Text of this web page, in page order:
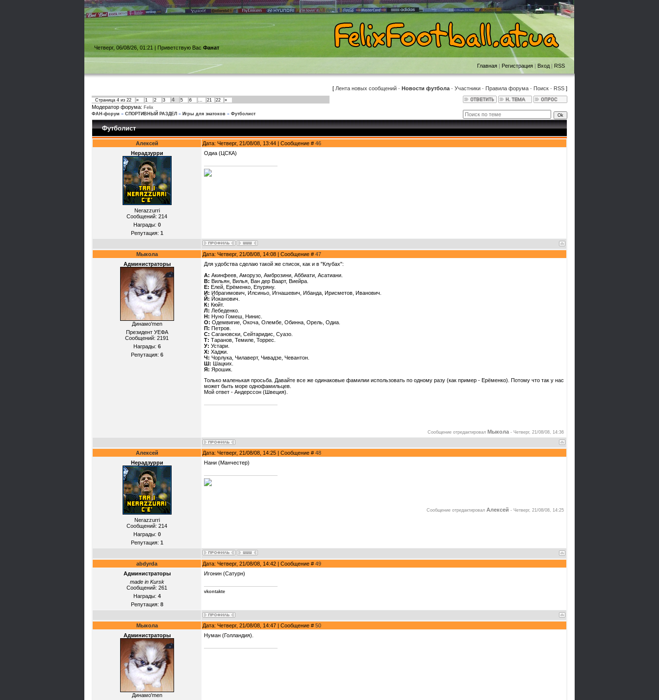
Четверг, 06/08/26, 01:21 | Приветствую Вас Фанат
Главная | Регистрация | Вход | RSS
[ Лента новых сообщений · Новости футбола · Участники · Правила форума · Поиск · RSS ]
Страница 4 из 22 « 1 2 3 4 5 6 … 21 22 »
Модератор форума: Felix
ФАН-форум » CПОРТИВНЫЙ РАЗДЕЛ » Игры для знатоков » Футболист
Футболист
Алексей Дата: Четверг, 21/08/08, 13:44 | Сообщение # 46
Нерадзурри
Nerazzurri
Сообщений: 214
Награды: 0
Репутация: 1
Одиа (ЦСКА)
Мыкола Дата: Четверг, 21/08/08, 14:08 | Сообщение # 47
Администраторы
Динамо'mеn
Президент УЕФА
Сообщений: 2191
Награды: 6
Репутация: 6
Для удобства сделаю такой же список, как и в "Клубах":
А: Акинфеев, Аморузо, Амброзини, Аббиати, Асатиани.
В: Вильян, Вилья, Ван дер Ваарт, Виейра.
Е: Елей, Ерёменко, Епуряну.
И: Ибрагимович, Илсиньо, Игнашевич, Ибанда, Ирисметов, Иванович.
Й: Йоканович.
К: Кюйт.
Л: Лебеденко.
Н: Нуно Гомеш, Нинис.
О: Одемвигие, Окоча, Олембе, Обинна, Орель, Одиа.
П: Петров.
С: Сагановски, Сейтаридис, Суазо.
Т: Таранов, Темиле, Торрес.
У: Устари.
Х: Хаджи.
Ч: Чорлука, Чилаверт, Чивадзе, Чевантон.
Ш: Шацких.
Я: Ярошик.
Только маленькая просьба. Давайте все же одинаковые фамилии использовать по одному разу (как пример - Ерёменко). Потому что так у нас
может быть море однофамильцев.
Мой ответ - Андерссон (Швеция).
Сообщение отредактировал Мыкола - Четверг, 21/08/08, 14:36
Алексей Дата: Четверг, 21/08/08, 14:25 | Сообщение # 48
Нерадзурри
Nerazzurri
Сообщений: 214
Награды: 0
Репутация: 1
Нани (Манчестер)
Сообщение отредактировал Алексей - Четверг, 21/08/08, 14:25
abdyrda Дата: Четверг, 21/08/08, 14:42 | Сообщение # 49
Администраторы
made in Kursk
Сообщений: 261
Награды: 4
Репутация: 8
Игонин (Сатурн)
vkontakte
Мыкола Дата: Четверг, 21/08/08, 14:47 | Сообщение # 50
Администраторы
Динамо'mеn
Нуман (Голландия).